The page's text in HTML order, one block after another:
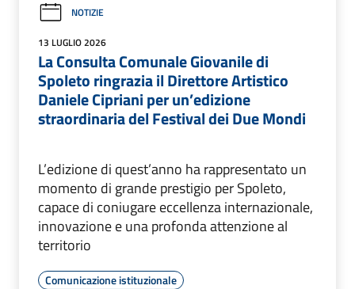
NOTIZIE
13 LUGLIO 2026
La Consulta Comunale Giovanile di
Spoleto ringrazia il Direttore Artistico
Daniele Cipriani per un’edizione
straordinaria del Festival dei Due Mondi
L’edizione di quest’anno ha rappresentato un
momento di grande prestigio per Spoleto,
capace di coniugare eccellenza internazionale,
innovazione e una profonda attenzione al
territorio
Comunicazione istituzionale